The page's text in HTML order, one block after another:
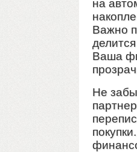
на
Важно
Ваша
Не